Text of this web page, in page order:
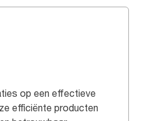
op een effectieve
efficiënte producten